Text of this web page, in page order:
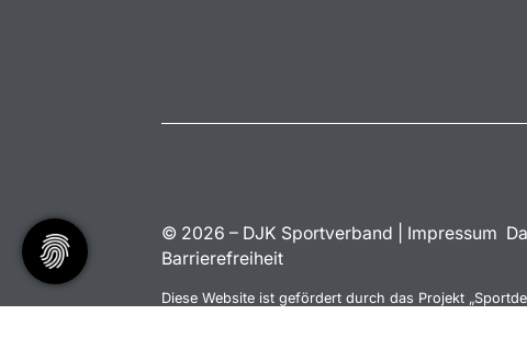
© 2026 – DJK Sportverband | Impressum
Barrierefreiheit
Diese Website ist gefördert durch das Projekt „